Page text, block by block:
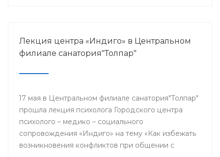
Лекция центра «Индиго» в Центральном
филиале санатория"Толпар"
17 мая в Центральном филиале санатория"Толпар"
прошла лекция психолога Городского центра
психолого – медико – социального
сопровождения «Индиго» на тему «Как избежать
возникновения конфликтов при общении с